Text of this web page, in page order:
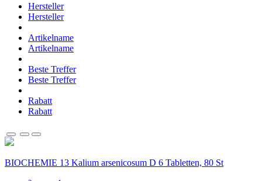
Hersteller
Hersteller
Artikelname
Artikelname
Beste Treffer
Beste Treffer
Rabatt
Rabatt
BIOCHEMIE 13 Kalium arsenicosum D 6 Tabletten, 80 St